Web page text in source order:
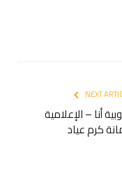
NEXT
أنا – الإعلامية
كرم عياد